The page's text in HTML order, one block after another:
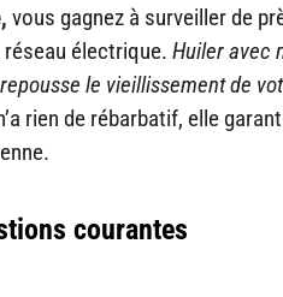
vous gagnez à surveiller de
électrique. Huiler avec
le vieillissement de
rien de rébarbatif, elle
courantes